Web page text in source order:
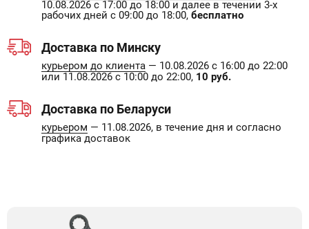
10.08.2026 с 17:00 до 18:00 и далее в течении 3-х
рабочих дней с 09:00 до 18:00, бесплатно
Доставка по Минску
курьером до клиента — 10.08.2026 с 16:00 до 22:00
или 11.08.2026 с 10:00 до 22:00, 10 руб.
Доставка по Беларуси
курьером — 11.08.2026, в течение дня и согласно
графика доставок